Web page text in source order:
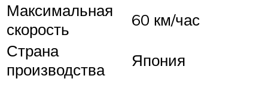
Максимальная
скорость
60 км/час
Страна
производства
Япония